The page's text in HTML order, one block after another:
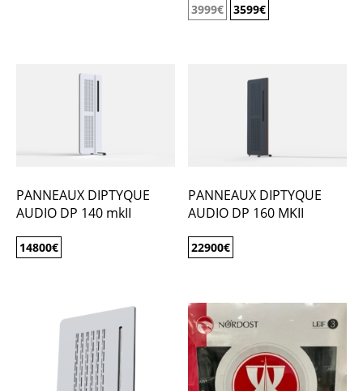
3999€ 3599€
PANNEAUX DIPTYQUE
AUDIO DP 140 mkII
14800€
PANNEAUX DIPTYQUE
AUDIO DP 160 MKII
22900€